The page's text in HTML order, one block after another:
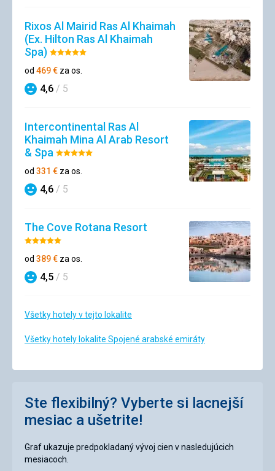
Rixos Al Mairid Ras Al Khaimah
(Ex. Hilton Ras Al Khaimah
Spa)Hodnotenie:
5/5
od 469€ za os.
Hodnotenie
4,6 / 5
Intercontinental Ras Al
Khaimah Mina Al Arab Resort
& SpaHodnotenie:
5/5
od 331 € za os.
Hodnotenie
4,6 / 5
The Cove Rotana Resort
Hodnotenie:
5/5
od 389€ za os.
Hodnotenie
4,5 / 5
Všetky hotely v tejto lokalite
Všetky hotely lokalite Spojené arabské emiráty
Ste flexibilný? Vyberte si lacnejší
mesiac a ušetrite!
Graf ukazuje predpokladaný vývoj cien v nasledujúcich
mesiacoch.